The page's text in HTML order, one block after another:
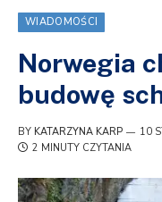
WIADOMOŚCI
Norwegia
budowę
BY KATARZYNA KARP 10
2 MINUTY CZYTANIA